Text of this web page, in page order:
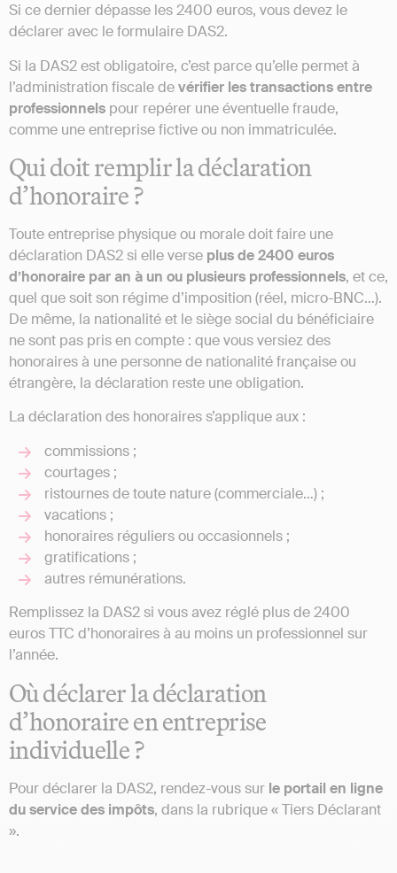
Si ce dernier dépasse les 2400 euros, vous devez le
déclarer avec le formulaire DAS2.
Si la DAS2 est obligatoire, c’est parce qu’elle permet à
l’administration fiscale devérifier les transactions entre
professionnels pour repérer une éventuelle fraude,
comme une entreprise fictive ou non immatriculée.
Qui doit remplir la déclaration
d’honoraire ?
Toute entreprise physique ou morale doit faire une
déclaration DAS2 si elle verse plus de 2400 euros
d’honoraire par an à un ou plusieurs professionnels, et ce,
quel que soit son régime d’imposition (réel, micro-BNC…).
De même, la nationalité et le siège social du bénéficiaire
ne sont pas pris en compte : que vous versiez des
honoraires à une personne de nationalité française ou
étrangère, la déclaration reste une obligation.
La déclaration des honoraires s’applique aux :
commissions ;
courtages ;
ristournes de toute nature (commerciale…) ;
vacations ;
honoraires réguliers ou occasionnels ;
gratifications ;
autres rémunérations.
Remplissez la DAS2 si vous avez réglé plus de 2400
euros TTC d’honoraires à au moins un professionnel sur
l’année.
Où déclarer la déclaration
d’honoraire en entreprise
individuelle ?
Pour déclarer la DAS2, rendez-vous sur le portail en ligne
du service des impôts, dans la rubrique « Tiers Déclarant
».